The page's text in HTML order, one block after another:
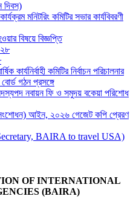
দিবস)
মনিটরিং কমিটির সভার কার্যবিবরণী
বিষয়ে বিজ্ঞপ্তি
কার্যনির্বাহী কমিটির নির্বাচন পরিচালনার
গঠন প্রসঙ্গে
নবায়ন ফি ও সমুদয় বকেয়া পরিশোধ
আইন, ২০২৬ গেজেট কপি প্রেরণ
BAIRA to travel USA)
OF INTERNATIONAL
(BAIRA)